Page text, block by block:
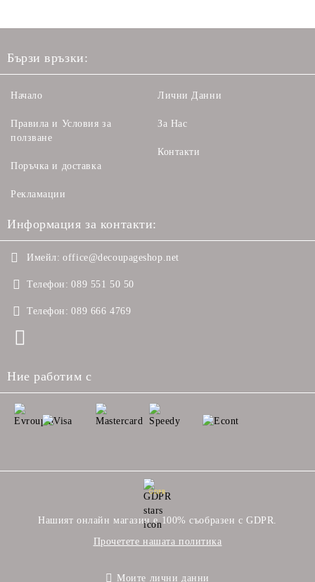
Бързи връзки:
Начало
Правила и Условия за
ползване
Поръчка и доставка
Рекламации
Лични Данни
За Нас
Контакти
Информация за контакти:
Имейл: office@decoupageshop.net
Телефон: 089 551 50 50
Телефон: 089 666 4769
Ние работим с
GDPR
Нашият онлайн магазин е 100% съобразен с GDPR.
Прочетете нашата политика
Моите лични данни